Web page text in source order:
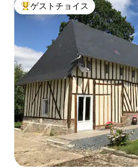
大好評のゲストチョイスです。
ゲストチョイス